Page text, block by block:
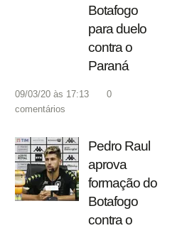
Botafogo
para duelo
contra o
Paraná
09/03/20 às 17:13
0
comentários
Pedro Raul
aprova
formação do
Botafogo
contra o